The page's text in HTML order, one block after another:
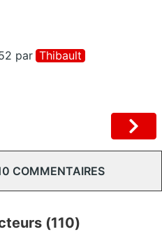
par Thibault
COMMENTAIRES
(110)